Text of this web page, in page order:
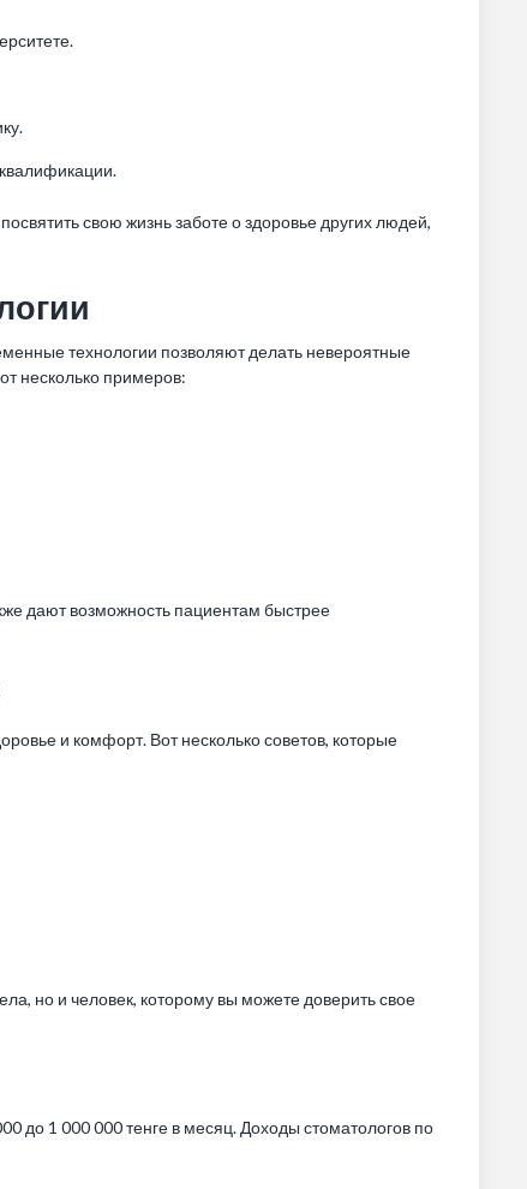
свою жизнь заботе о здоровье других людей,
технологии позволяют делать невероятные
несколько примеров:
дают возможность пациентам быстрее
и комфорт. Вот несколько советов, которые
но и человек, которому вы можете доверить свое
до 1 000 000 тенге в месяц. Доходы стоматологов по